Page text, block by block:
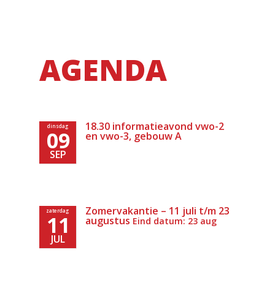
AGENDA
dinsdag
09
SEP
18.30 informatieavond vwo-2
en vwo-3, gebouw A
zaterdag
11
JUL
Zomervakantie – 11 juli t/m 23
augustus Eind datum: 23 aug